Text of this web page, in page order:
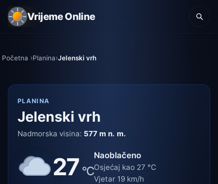
Vrijeme Online
Početna Planina Jelenski vrh
PLANINA
Jelenski vrh
Nadmorska visina: 577 m n. m.
27 °C
Naoblačeno
Osjećaj kao 27 °C
Vjetar 19 km/h